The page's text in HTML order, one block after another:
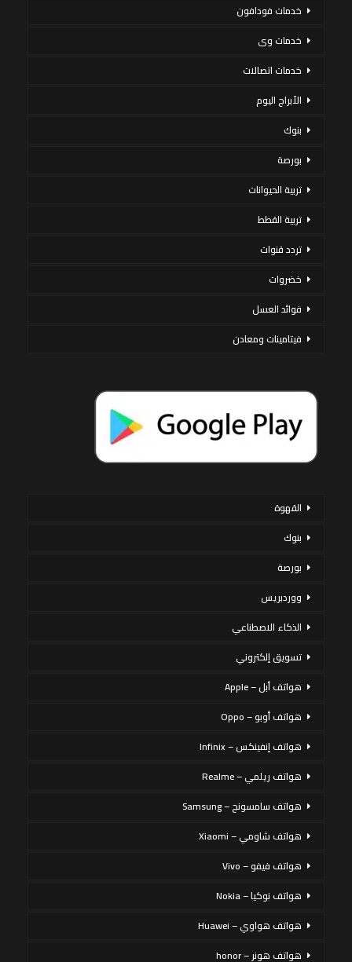
خدمات فودافون
خدمات وى
خدمات اتصالات
الأبراج اليوم
بنوك
بورصة
تربية الحيوانات
تربية القطط
تردد قنوات
خضروات
فوائد العسل
فيتامينات ومعادن
القهوة
بنوك
بورصة
ووردبريس
الذكاء الاصطناعي
تسويق إلكتروني
هواتف أبل – Apple
هواتف أوبو – Oppo
هواتف إنفينكس – Infinix
هواتف ريلمي – Realme
هواتف سامسونج – Samsung
هواتف شاومي – Xiaomi
هواتف فيفو – Vivo
هواتف نوكيا – Nokia
هواتف هواوي – Huawei
هواتف هونر – honor